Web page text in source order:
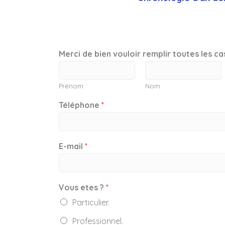
Merci de bien vouloir remplir toutes les
Prénom Nom
Téléphone *
E-mail *
Vous etes ? *
Particulier.
Professionnel.